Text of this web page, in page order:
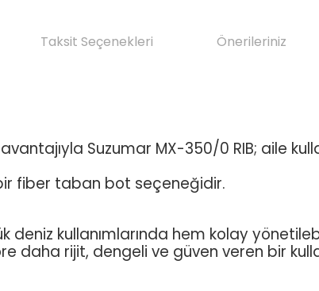
Taksit Seçenekleri Önerileriniz
Suzumar MX-350/0 RIB; aile
bir fiber taban bot seçeneğidir.
kullanımlarında hem kolay
daha rijit, dengeli ve güven veren bir